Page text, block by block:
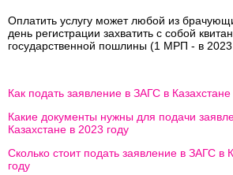
Оплатить услугу может любой из
день регистрации захватить с собой
государственной пошлины (1 МРП - в 2023
Как подать заявление в ЗАГС в
Какие документы нужны для подачи
Казахстане в 2023 году
Сколько стоит подать заявление в ЗАГС в
году